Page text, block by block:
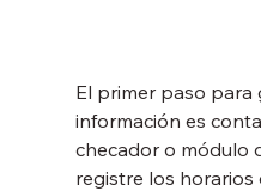
El primer paso para
información es
checador o módulo
registre los horarios